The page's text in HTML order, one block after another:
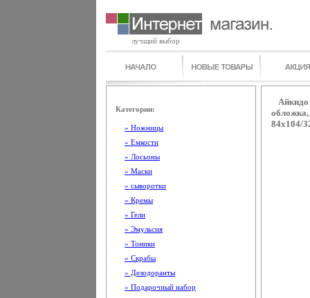
лучщий выбор
Категории:
» Ножницы
» Емкости
» Лосьоны
» Маски
» сыворотки
» Кремы
» Гели
» Эмульсия
» Тоники
» Скрабы
» Дезодоранты
» Подарочный набор
Айкидо
84x104/